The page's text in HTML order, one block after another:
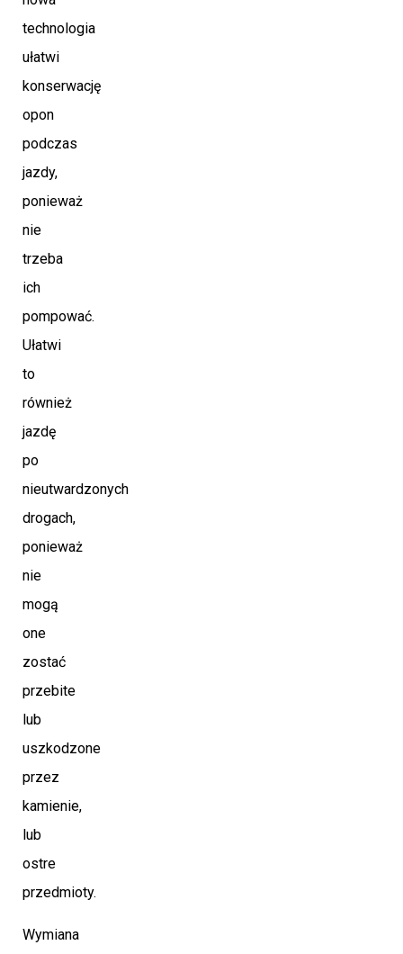
technologia
ułatwi
konserwację
opon
podczas
jazdy,
ponieważ
nie
trzeba
ich
pompować.
Ułatwi
to
również
jazdę
po
nieutwardzonych
drogach,
ponieważ
nie
mogą
one
zostać
przebite
lub
uszkodzone
przez
kamienie,
lub
ostre
przedmioty.
Wymiana